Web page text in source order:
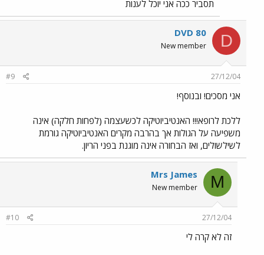
תסביר ככה אני יוכל לענות
D
DVD 80
New member
27/12/04
#9
אני מסכים! ובנוסף!
ללכת לרופא!!! האנטיביוטיקה לכשעצמה (לפחות חלקה) אינה
משפיעה על הגולות אך בהרבה מקרים האנטיביוטיקה גורמת
לשילשולים, ואז הבחורה אינה מוגנת בפני הריון.
M
Mrs James
New member
27/12/04
#10
זה לא קרה לי